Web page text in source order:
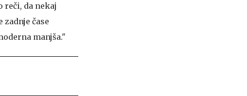
da nekaj
zadnje čase
manjša."